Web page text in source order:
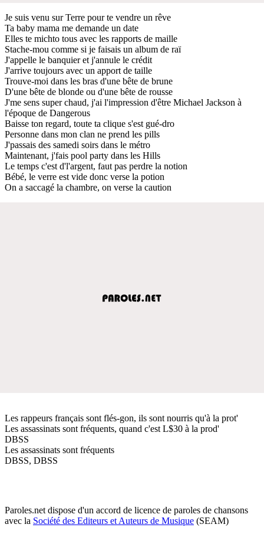
Je suis venu sur Terre pour te vendre un rêve
Ta baby mama me demande un date
Elles te michto tous avec les rapports de maille
Stache-mou comme si je faisais un album de raï
J'appelle le banquier et j'annule le crédit
J'arrive toujours avec un apport de taille
Trouve-moi dans les bras d'une bête de brune
D'une bête de blonde ou d'une bête de rousse
J'me sens super chaud, j'ai l'impression d'être Michael Jackson à
l'époque de Dangerous
Baisse ton regard, toute ta clique s'est gué-dro
Personne dans mon clan ne prend les pills
J'passais des samedi soirs dans le métro
Maintenant, j'fais pool party dans les Hills
Le temps c'est d'l'argent, faut pas perdre la notion
Bébé, le verre est vide donc verse la potion
On a saccagé la chambre, on verse la caution
Les rappeurs français sont flés-gon, ils sont nourris qu'à la prot'
Les assassinats sont fréquents, quand c'est L$30 à la prod'
DBSS
Les assassinats sont fréquents
DBSS, DBSS
Paroles.net dispose d'un accord de licence de paroles de chansons
avec la Société des Editeurs et Auteurs de Musique (SEAM)